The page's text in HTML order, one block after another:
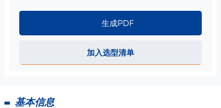
把手-25mm 规格
生成PDF
加入选型清单
基本信息